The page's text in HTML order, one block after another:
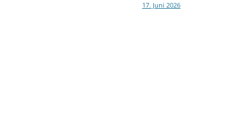
17. Juni 2026